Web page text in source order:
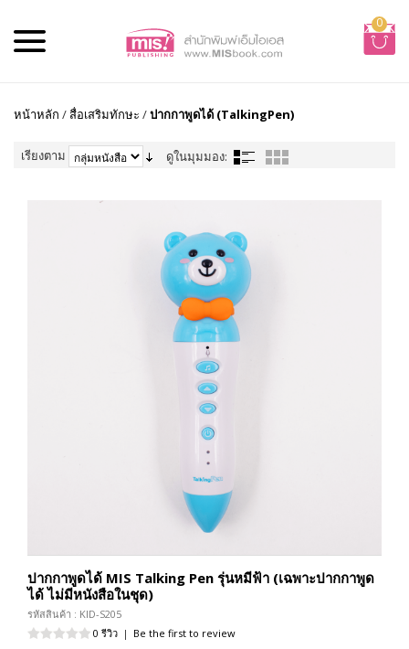
0
หน้าหลัก /สื่อเสริมทักษะ /ปากกาพูดได้ (TalkingPen)
เรียงตาม ดูในมุมมอง:
ปากกาพูดได้ MIS Talking Pen รุ่นหมีฟ้า (เฉพาะปากกาพูด
ได้ ไม่มีหนังสือในชุด)
รหัสสินค้า : KID-S205
0 รีวิว | Be the first to review